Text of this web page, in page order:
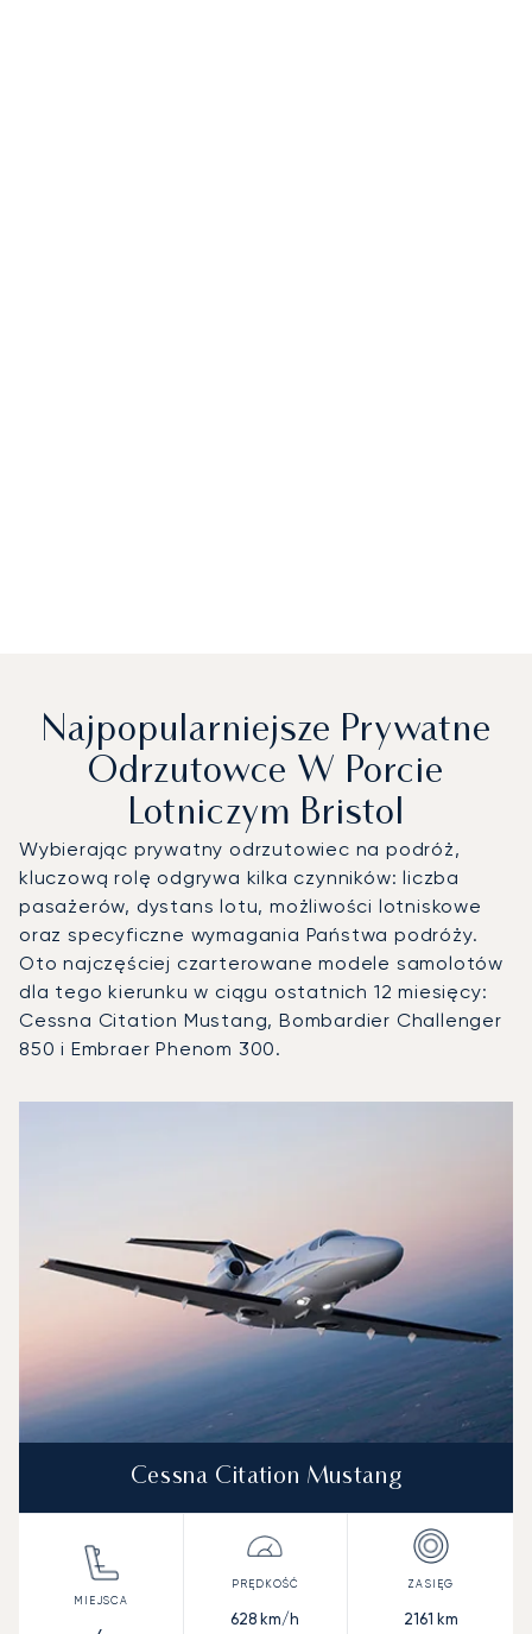
Najpopularniejsze Prywatne
Odrzutowce W Porcie
Lotniczym Bristol
Wybierając prywatny odrzutowiec na podróż,
kluczową rolę odgrywa kilka czynników: liczba
pasażerów, dystans lotu, możliwości lotniskowe
oraz specyficzne wymagania Państwa podróży.
Oto najczęściej czarterowane modele samolotów
dla tego kierunku w ciągu ostatnich 12 miesięcy:
Cessna Citation Mustang, Bombardier Challenger
850 i Embraer Phenom 300.
Cessna Citation Mustang
628 km/h 2161 km